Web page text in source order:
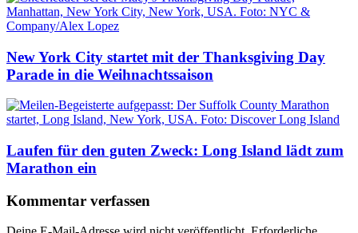
New York City startet mit der Thanksgiving Day
Parade in die Weihnachtssaison
Laufen für den guten Zweck: Long Island lädt zum
Marathon ein
Kommentar verfassen